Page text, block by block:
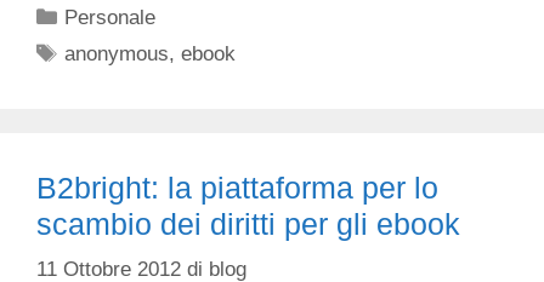
Categorie
Personale
Tag
anonymous,ebook
B2bright: la piattaforma per lo
scambio dei diritti per gli ebook
11 Ottobre 2012 di blog